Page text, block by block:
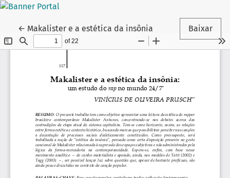
← Voltar aos Detalhes do Artigo
Makalister e a estética da insônia Baixar